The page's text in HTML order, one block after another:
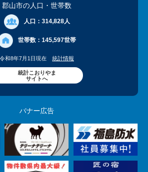
郡山市の人口 ・世帯数
人口： 314,828人
世帯数： 145,597世帯
令和8年7月1日現在 統計情報
統計こおりやま
サイトへ
バナー広告